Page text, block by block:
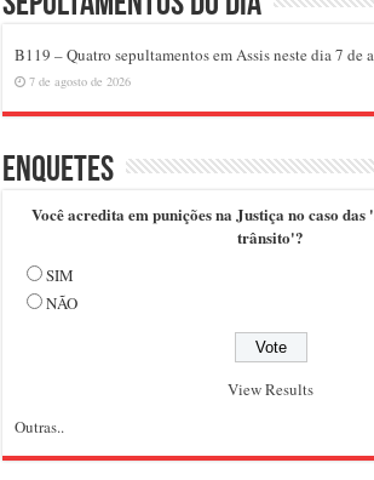
B119 – Quatro sepultamentos em Assis neste dia 7 de
7 de agosto de 2026
Enquetes
Você acredita em punições na Justiça no caso
trânsito'?
SIM
NÃO
View Results
Outras..